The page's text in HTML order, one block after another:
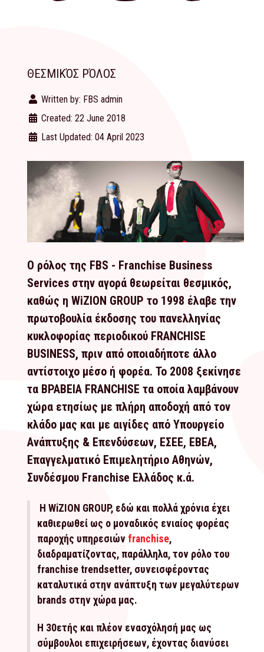
ΘΕΣΜΙΚΌΣ ΡΌΛΟΣ
Written by: FBS admin
Created: 22 June 2018
Last Updated: 04 April 2023
Ο ρόλος της FBS - Franchise Business
Services στην αγορά θεωρείται θεσμικός,
καθώς η WiZION GROUP το 1998 έλαβε την
πρωτοβουλία έκδοσης του πανελληνίας
κυκλοφορίας περιοδικού FRANCHISE
BUSINESS, πριν από οποιαδήποτε άλλο
αντίστοιχο μέσο ή φορέα. Το 2008 ξεκίνησε
τα ΒΡΑΒΕΙΑ FRANCHISE τα οποία λαμβάνουν
χώρα ετησίως με πλήρη αποδοχή από τον
κλάδο μας και με αιγίδες από Υπουργείο
Ανάπτυξης & Επενδύσεων, ΕΣΕΕ, ΕΒΕΑ,
Επαγγελματικό Επιμελητήριο Αθηνών,
Συνδέσμου Franchise Ελλάδος κ.ά.
Η WiZION GROUP, εδώ και πολλά χρόνια έχει
καθιερωθεί ως ο μοναδικός ενιαίος φορέας
παροχής υπηρεσιών franchise,
διαδραματίζοντας, παράλληλα, τον ρόλο του
franchise trendsetter, συνεισφέροντας
καταλυτικά στην ανάπτυξη των μεγαλύτερων
brands στην χώρα μας.
Η 30ετής και πλέον ενασχόλησή μας ως
σύμβουλοι επιχειρήσεων, έχοντας διανύσει